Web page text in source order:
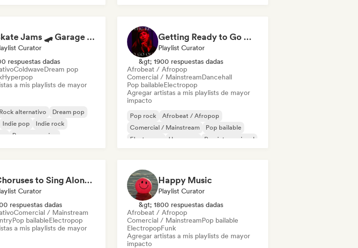
Skate Jams 🛹 Garage Rock, Surf Rock & Neo-Psych
Curator
respuestas dadas
ColdwaveDream pop
Hyperpop
a mis playlists de mayor
Rock alternativo
Dream pop
Indie pop
Indie rock
Pop progresivo
Getting Ready to Go Out 🍒💋
Playlist Curator
&gt; 1900 respuestas dadas
Afrobeat / Afropop
Comercial / MainstreamDancehall
Pop bailableElectropop
Agregar artistas a mis playlists de mayor
impacto
Pop rock
Afrobeat / Afropop
Comercial / Mainstream
Pop bailable
Electropop
Hyperpop
Pop internacional
Choruses to Sing Along To
Curator
respuestas dadas
Comercial / Mainstream
Pop bailableElectropop
a mis playlists de mayor
Happy Music
Playlist Curator
&gt; 1800 respuestas dadas
Afrobeat / Afropop
Comercial / MainstreamPop bailable
ElectropopFunk
Agregar artistas a mis playlists de mayor
impacto